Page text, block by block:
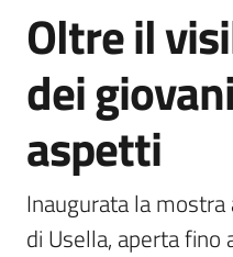
Novità
Documenti
e
Salta al contenuto
Oltre il
dei
aspetti
Inaugurata la
di Usella, aperta fino